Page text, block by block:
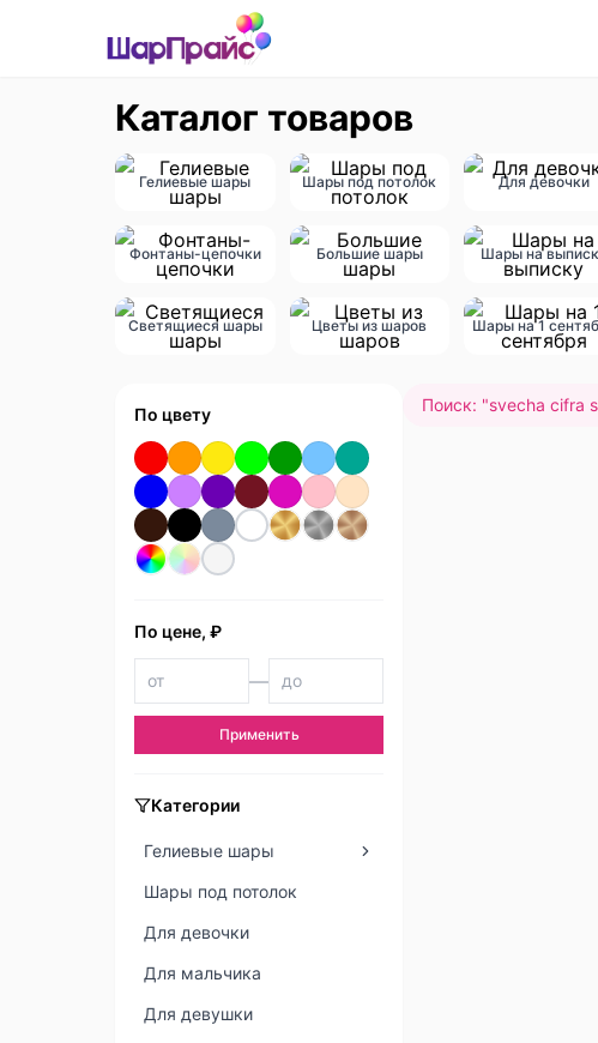
Каталог товаров
Гелиевые шары Шары под потолок Для девочки
Фонтаны-цепочки Большие шары Шары на
Светящиеся шары Цветы из шаров Шары на 1
По цвету
По цене, ₽
—
Применить
Категории
Гелиевые шары
Шары под потолок
Для девочки
Для мальчика
Для девушки
Поиск: "svecha cifra